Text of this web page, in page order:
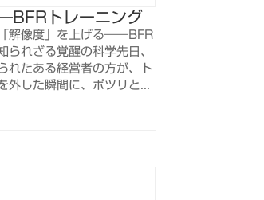
トレーニング
解像度」を上げる――BFR
れざる覚醒の科学先日、
れたある経営者の方が、ト
外した瞬間に、ポツリと...